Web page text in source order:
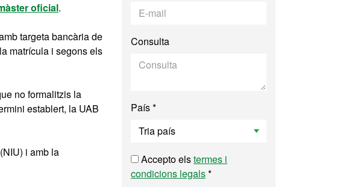
oficial.
targeta bancària de
matrícula i segons els
no formalitzis la
establert, la UAB
i amb la
Consulta
País *
Accepto elstermes i
condicions legals*